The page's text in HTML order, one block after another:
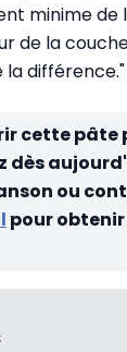
minime
de la
différence."
cette pâte
dès
ou
pour obtenir